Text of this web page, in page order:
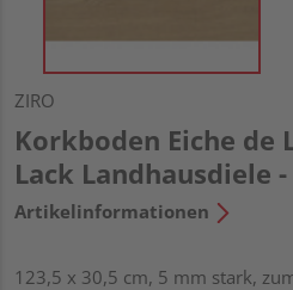
ZIRO
Korkboden Eiche de
Lack Landhausdiele
Artikelinformationen
123,5 x 30,5 cm, 5 mm stark,